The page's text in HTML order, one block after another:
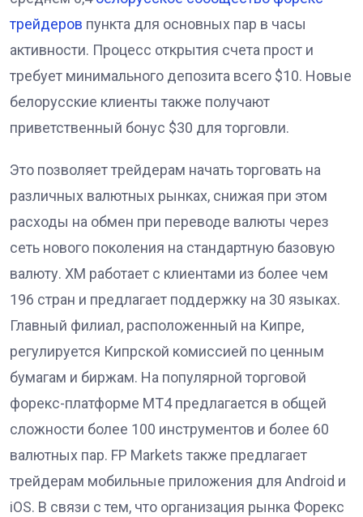
трейдеров пункта для основных пар в часы
активности. Процесс открытия счета прост и
требует минимального депозита всего $10. Новые
белорусские клиенты также получают
приветственный бонус $30 для торговли.
Это позволяет трейдерам начать торговать на
различных валютных рынках, снижая при этом
расходы на обмен при переводе валюты через
сеть нового поколения на стандартную базовую
валюту. XM работает с клиентами из более чем
196 стран и предлагает поддержку на 30 языках.
Главный филиал, расположенный на Кипре,
регулируется Кипрской комиссией по ценным
бумагам и биржам. На популярной торговой
форекс-платформе MT4 предлагается в общей
сложности более 100 инструментов и более 60
валютных пар. FP Markets также предлагает
трейдерам мобильные приложения для Android и
iOS. В связи с тем, что организация рынка Форекс